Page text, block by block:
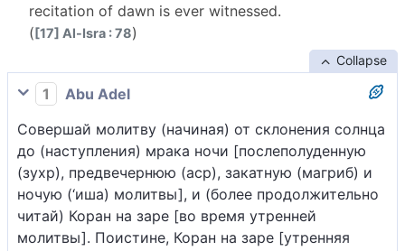
recitation of dawn is ever witnessed.
([17] Al-Isra : 78)
Collapse
1
Abu Adel
Совершай молитву (начиная) от склонения солнца
до (наступления) мрака ночи [послеполуденную
(зухр), предвечернюю (аср), закатную (магриб) и
ночую (‘иша) молитвы], и (более продолжительно
читай) Коран на заре [во время утренней
молитвы]. Поистине, Коран на заре [утренняя